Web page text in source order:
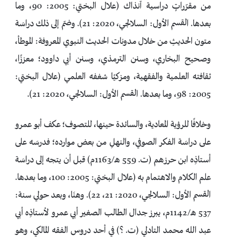
من مقرّراتٍ دراسية آنذاك (علال البختي: 2005: 90، وما
بعدها. القسم الأول: السلالجي، 2020: 21). وضمّ إلى ذلك دراسَة
متون الحديثِ من خلال مدونات الحديث النبوي المعروفة: الموطأ،
وصحيح البخاري، وسنن الترمذي، وسنن أبي داوود؛ معززًا،
ثقافته العلمية والفقهية، ومزكيًا شغفه العلمي (علال البختي:
2005: 98، وما بعدها. القسم الأول: السلالجي، 2020: 21).
وخلافًا للرؤية المعادية، والسائدة حينها، للتصوف؛ عكف أبو عمرو
على دراسَة الفكر الصوفي، والنهلِ من بعض موارده؛ فدرسَه على
أستاذِه ابن حرزهم (ت. 559 هـ/1163م) قبل أن يتجه إلى دراسَة
علم الكلام والاهتمام به (علال البختي: 2005: 100، وما بعدها.
القسم الأول: السلالجي، 2020: 21، 22). وهنَا، وبعد حولي سنة:
537 هـ/1142م، يبرز جدال الطالب الصغير أبي عمرو لأستاذِه أبي
عبد الله محمد التادلي (ت. ؟) في أحد دروس الفقه المالكي، وهو